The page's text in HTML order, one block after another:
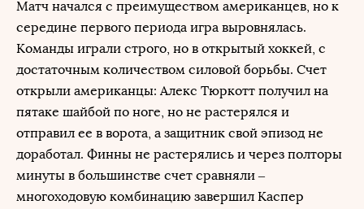
Матч начался с преимуществом американцев, но к
середине первого периода игра выровнялась.
Команды играли строго, но в открытый хоккей, с
достаточным количеством силовой борьбы. Счет
открыли американцы: Алекс Тюркотт получил на
пятаке шайбой по ноге, но не растерялся и
отправил ее в ворота, а защитник свой эпизод не
доработал. Финны не растерялись и через полторы
минуты в большинстве счет сравняли –
многоходовую комбинацию завершил Каспер